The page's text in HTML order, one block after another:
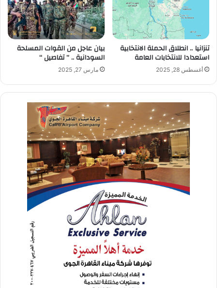
تنزانيا .. انطلاق الحملة الانتخابية
استعدادا للانتخابات العامة
أغسطس 28, 2025
بيان عاجل من القوات المسلحة
السودانية .. ” تفاصيل “
مارس 27, 2025